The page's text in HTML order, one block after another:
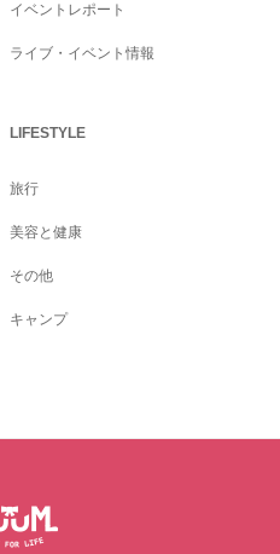
イベントレポート
ライブ・イベント情報
LIFESTYLE
旅行
美容と健康
その他
キャンプ